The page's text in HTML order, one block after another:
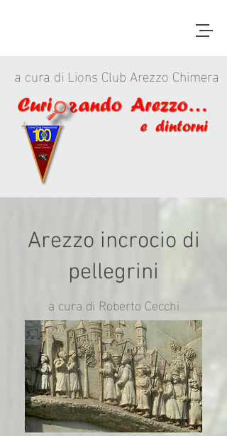
a cura di Lions Club Arezzo Chimera
Arezzo incrocio di
pellegrini
a cura di Roberto Cecchi